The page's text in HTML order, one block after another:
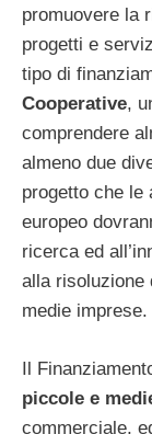
promuovere la
progetti e
tipo di
Cooperative,
comprendere
almeno due
progetto che le
europeo
ricerca ed
alla risoluzione
medie imprese.
Il
piccole e
commerciale,